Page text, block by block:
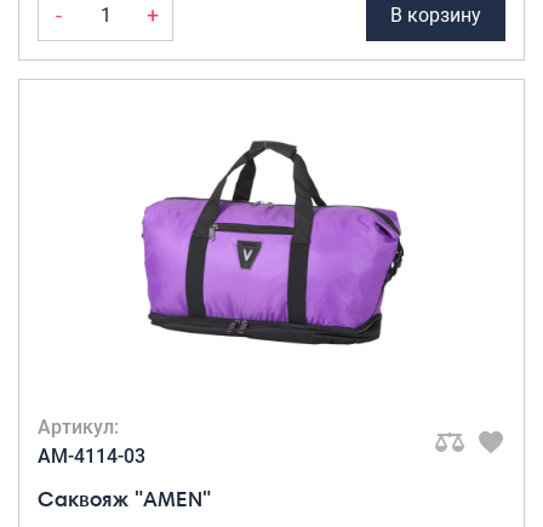
- + В корзину
Артикул:
AM-4114-03
Саквояж "AMEN"